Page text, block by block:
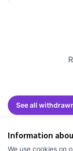
Information
We use cookies on
See all